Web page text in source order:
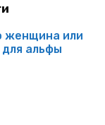
женщина или
альфы